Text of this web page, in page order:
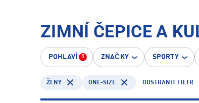
ZIMNÍ ČEPICE A
POHLAVÍ 1 ZNAČKY SPORTY
ŽENY ONE-SIZE ODSTRANIT FILTR